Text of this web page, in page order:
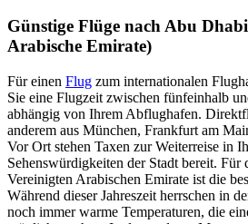
Günstige Flüge nach Abu
Arabische Emirate)
Für einen Flug zum internationalen
Sie eine Flugzeit zwischen fünfeinhalb
abhängig von Ihrem Abflughafen.
anderem aus München, Frankfurt am
Vor Ort stehen Taxen zur Weiterreise in
Sehenswürdigkeiten der Stadt bereit. Für
Vereinigten Arabischen Emirate ist die
Während dieser Jahreszeit herrschen in
noch immer warme Temperaturen, die